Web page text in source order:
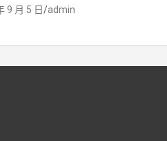
9 月 5 日 admin